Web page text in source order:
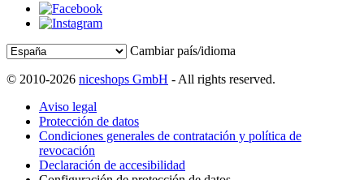
Cambiar país/idioma
© 2010-2026 niceshops GmbH - All rights reserved.
Aviso legal
Protección de datos
Condiciones generales de contratación y política de
revocación
Declaración de accesibilidad